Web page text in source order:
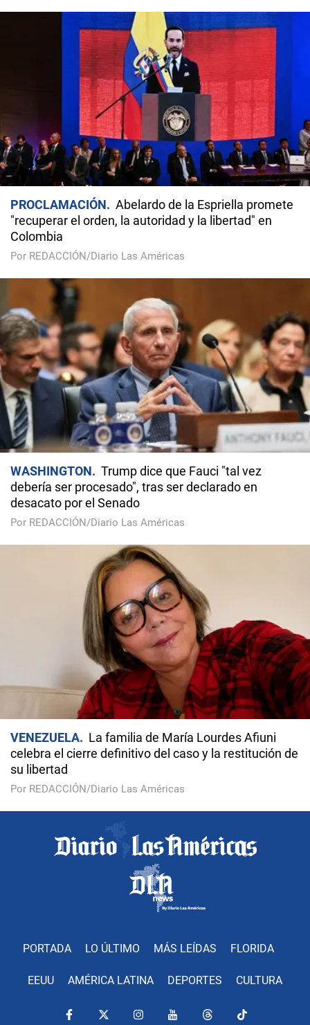
PROCLAMACIÓN
Abelardo de la Espriella promete
"recuperar el orden, la autoridad y la libertad" en
Colombia
Por REDACCIÓN/Diario Las Américas
WASHINGTON
Trump dice que Fauci "tal vez
debería ser procesado", tras ser declarado en
desacato por el Senado
Por REDACCIÓN/Diario Las Américas
VENEZUELA
La familia de María Lourdes Afiuni
celebra el cierre definitivo del caso y la restitución de
su libertad
Por REDACCIÓN/Diario Las Américas
PORTADA LO ÚLTIMO MÁS LEÍDAS FLORIDA
EEUU AMÉRICA LATINA DEPORTES CULTURA